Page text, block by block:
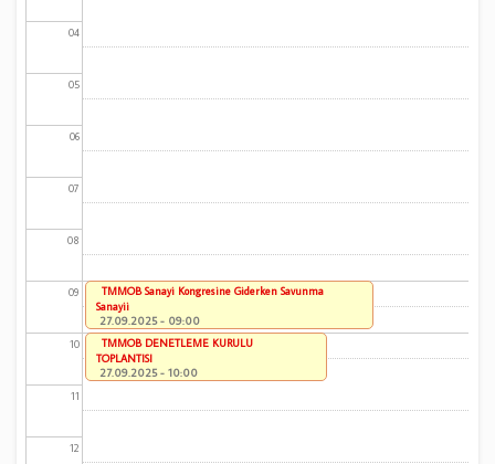
04
05
06
07
08
09
10
11
12
TMMOB Sanayi Kongresine Giderken Savunma
Sanayii
27.09.2025 - 09:00
TMMOB DENETLEME KURULU
TOPLANTISI
27.09.2025 - 10:00